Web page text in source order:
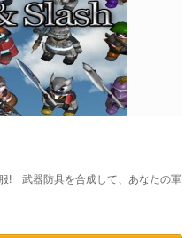
! 武器防具を合成して、あなたの軍